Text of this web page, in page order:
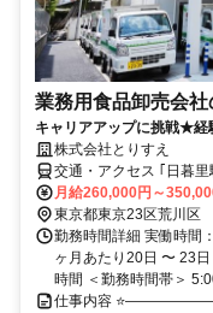
業務用食品卸売会
キャリアアップに挑戦★経
株式会社とりすえ
交通・アクセス ｢日暮
月給260,000円～
東京都東京23区荒川区
勤務時間詳細 実働時間
ヶ月あたり20日 〜 23
時間 ＜勤務時間帯＞
仕事内容